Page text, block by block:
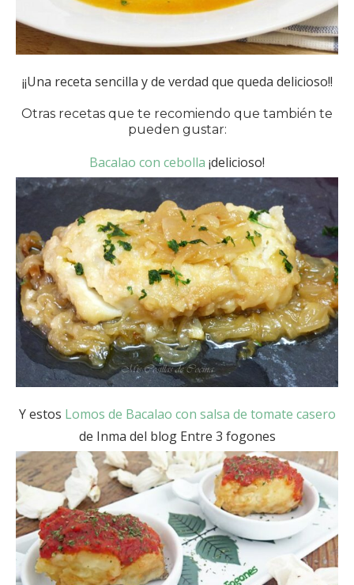
¡¡Una receta sencilla y de verdad que queda delicioso!!
Otras recetas que te recomiendo que también te
pueden gustar:
Bacalao con cebolla ¡delicioso!
Y estos Lomos de Bacalao con salsa de tomate casero
de Inma del blog Entre 3 fogones